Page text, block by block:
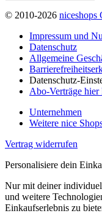
© 2010-2026 niceshops
Impressum und
Datenschutz
Allgemeine
Datenschutz-
Abo-Verträge hier
Unternehmen
Weitere nice
Vertrag widerrufen
Personalisiere dein
Nur mit deiner
und weitere
Einkaufserlebnis zu